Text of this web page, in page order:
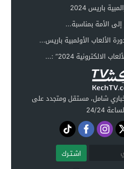
باريس 2024
الأمة بمناسبة...
الألعاب الأولمبية باريس...
2024” :...
شامل، مستقل ومتجدد على
24/24
اشـتـرك